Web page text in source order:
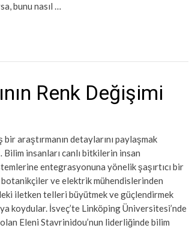
bunu nasıl …
Renk Değişimi
bir araştırmanın detaylarını paylaşmak
insanları canlı bitkilerin insan
entegrasyonuna yönelik şaşırtıcı bir
botanikçiler ve elektrik mühendislerinden
iletken telleri büyütmek ve güçlendirmek
koydular. İsveç’te Linköping Üniversitesi’nde
Eleni Stavrinidou’nun liderliğinde bilim